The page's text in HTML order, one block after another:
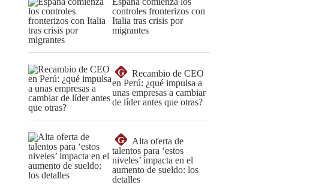
controles fronterizos con
Italia tras crisis por
migrantes
G
Recambio de CEO
en Perú: ¿qué impulsa a
unas empresas a cambiar
de líder antes que otras?
G
Alta oferta de
talentos para ‘estos
niveles’ impacta en el
aumento de sueldo: los
detalles